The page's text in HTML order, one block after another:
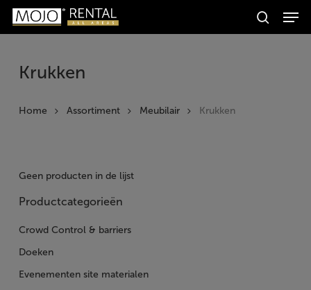
Skip
Producten
zoeken
Zoeken
Krukken
Home Assortiment Meubilair Krukken
Geen producten in de lijst
Productcategorieën
Crowd Control & barriers
Doeken
Evenementen site materialen